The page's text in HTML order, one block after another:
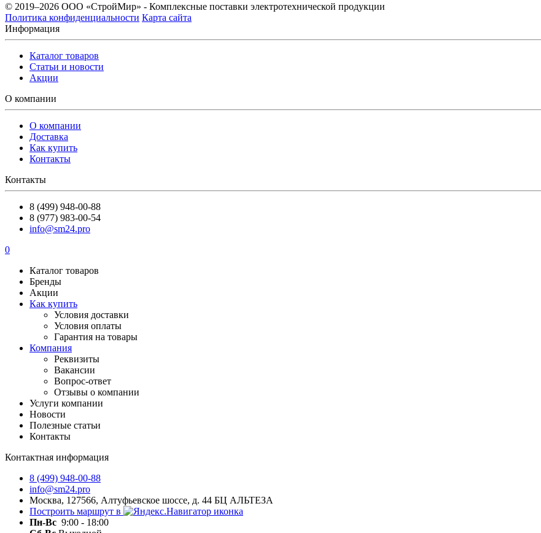
© 2019–2026 ООО «СтройМир» - Комплексные поставки электротехнической продукции
Политика конфиденциальности Карта сайта
Информация
Каталог товаров
Статьи и новости
Акции
О компании
О компании
Доставка
Как купить
Контакты
Контакты
8 (499) 948-00-88
8 (977) 983-00-54
info@sm24.pro
0
Каталог товаров
Бренды
Акции
Как купить
Условия доставки
Условия оплаты
Гарантия на товары
Компания
Реквизиты
Вакансии
Вопрос-ответ
Отзывы о компании
Услуги компании
Новости
Полезные статьи
Контакты
Контактная информация
8 (499) 948-00-88
info@sm24.pro
Москва, 127566, Алтуфьевское шоссе, д. 44 БЦ АЛЬТЕЗА
Построить маршрут в
Пн-Вс 9:00 - 18:00